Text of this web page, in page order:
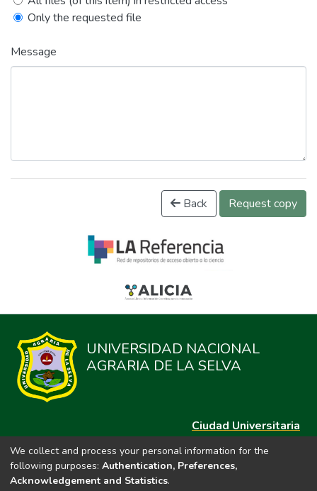
Only the requested file
Message
Back Request copy
UNIVERSIDAD NACIONAL
AGRARIA DE LA SELVA
Ciudad Universitaria
Carretera Central km. 1.21 Tingo María, Huánuco
Datos del contacto
We collect and process your personal information for the
following purposes: Authentication, Preferences,
Acknowledgement and Statistics.